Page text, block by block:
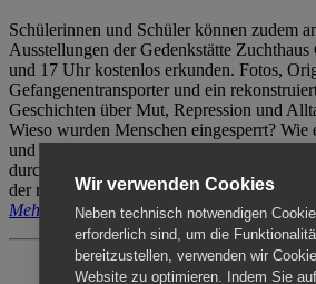
Schülerinnen und Schüler können zudem
Ausstellungen der Gedenkstätte
und 17 Uhr kostenlos erkunden. Fotos,
Gefangenentransporter und ein
Geschichten über Mut, Repression und
Wieso wurden Menschen eingesperrt? Wie
und nach der Haft? Der Besuch erfolgt
durch das Menschenrechtszentrum
der reguläre Eintritt (8€ / ermäßigt 5€).
Mehr erfahren
Wir verwenden Cookies
Neben technisch notwendigen
erforderlich sind, um die
bereitzustellen, verwenden wir
Website zu optimieren. Indem Sie